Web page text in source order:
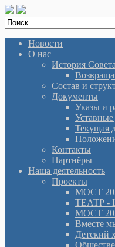
Новости
О нас
История
Состав и
Документы
Указы и
Текущая
Контакты
Партнёры
Наша деятельность
Проекты
МОСТ
ТЕАТР
МОСТ
Вместе
Детский